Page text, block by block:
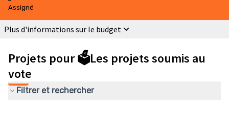
Assigné
Plus d'informations sur le budget
Projets pour 🗳️Les projets soumis au
vote
Filtrer et rechercher